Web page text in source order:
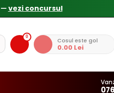
0 Cosul este gol
0.00 Lei